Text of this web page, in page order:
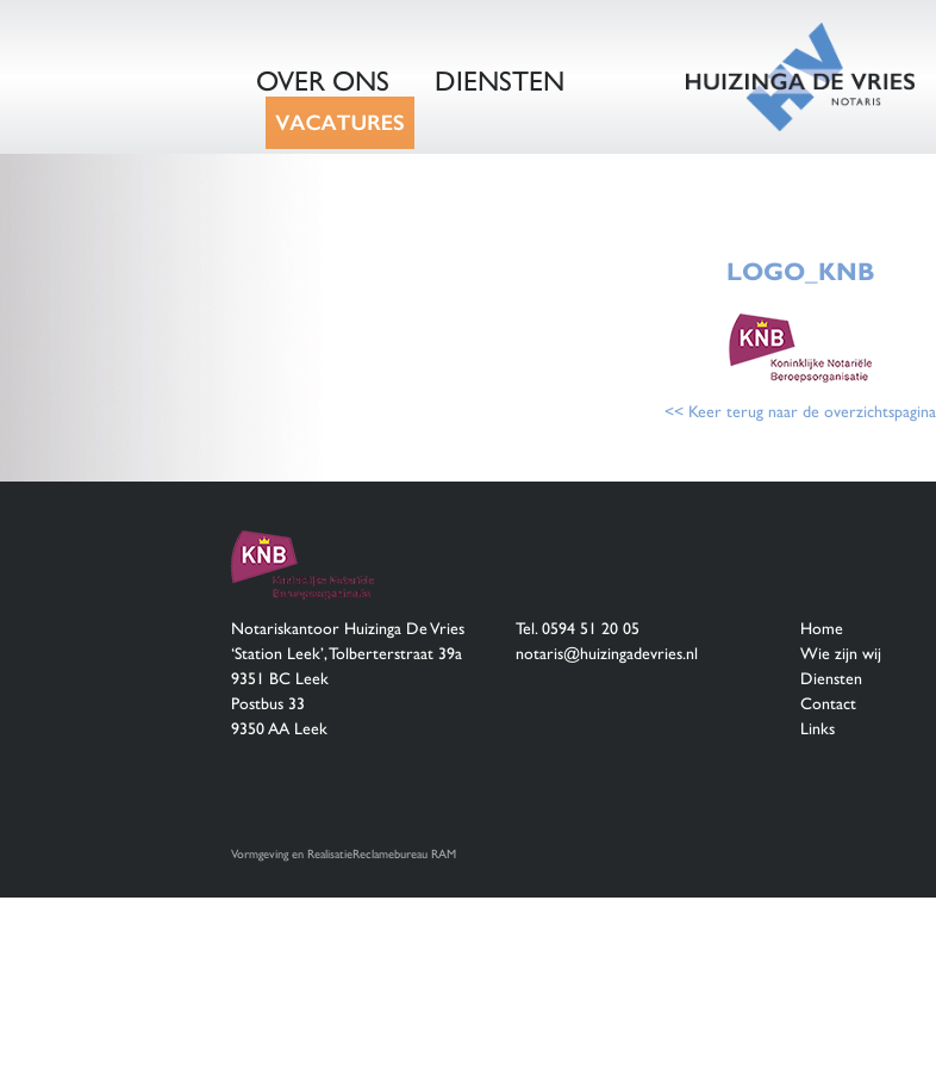
OVER ONS DIENSTEN
LOGO_KNB
<< Keer terug naar de overzichtspagina
Notariskantoor Huizinga De Vries
‘Station Leek’, Tolberterstraat 39a
9351 BC Leek
Postbus 33
9350 AA Leek
Tel. 0594 51 20 05
notaris@huizingadevries.nl
Home
Wie zijn wij
Diensten
Contact
Links
Vormgeving en RealisatieReclamebureau RAM